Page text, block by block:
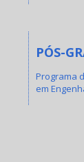
PÓS-
Programa
em